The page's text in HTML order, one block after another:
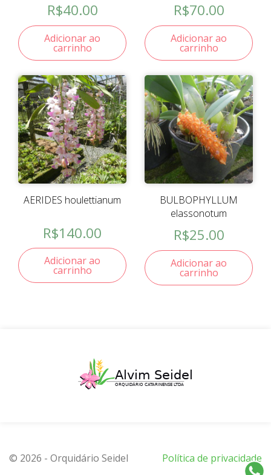
R$40.00
Adicionar ao
carrinho
R$70.00
Adicionar ao
carrinho
AERIDES houlettianum
R$140.00
Adicionar ao
carrinho
BULBOPHYLLUM
elassonotum
R$25.00
Adicionar ao
carrinho
© 2026 - Orquidário Seidel Política de privacidade